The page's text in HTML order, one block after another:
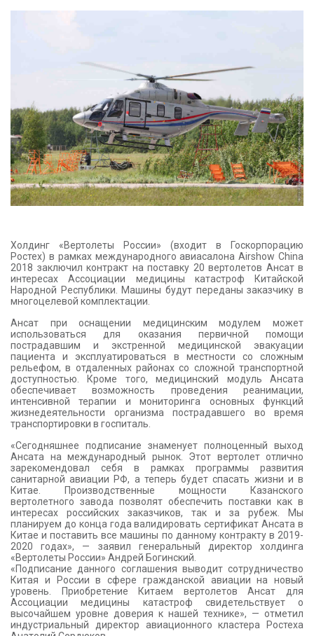
КОНТАКТЫ
Холдинг «Вертолеты России» (входит в Госкорпорацию
Ростех) в рамках международного авиасалона Airshow China
2018 заключил контракт на поставку 20 вертолетов Ансат в
интересах Ассоциации медицины катастроф Китайской
Народной Республики. Машины будут переданы заказчику в
многоцелевой комплектации.
Ансат при оснащении медицинским модулем может
использоваться для оказания первичной помощи
пострадавшим и экстренной медицинской эвакуации
пациента и эксплуатироваться в местности со сложным
рельефом, в отдаленных районах со сложной транспортной
доступностью. Кроме того, медицинский модуль Ансата
обеспечивает возможность проведения реанимации,
интенсивной терапии и мониторинга основных функций
жизнедеятельности организма пострадавшего во время
транспортировки в госпиталь.
«Сегодняшнее подписание знаменует полноценный выход
Ансата на международный рынок. Этот вертолет отлично
зарекомендовал себя в рамках программы развития
санитарной авиации РФ, а теперь будет спасать жизни и в
Китае. Производственные мощности Казанского
вертолетного завода позволят обеспечить поставки как в
интересах российских заказчиков, так и за рубеж. Мы
планируем до конца года валидировать сертификат Ансата в
Китае и поставить все машины по данному контракту в 2019-
2020 годах», — заявил генеральный директор холдинга
«Вертолеты России» Андрей Богинский.
«Подписание данного соглашения выводит сотрудничество
Китая и России в сфере гражданской авиации на новый
уровень. Приобретение Китаем вертолетов Ансат для
Ассоциации медицины катастроф свидетельствует о
высочайшем уровне доверия к нашей технике», — отметил
индустриальный директор авиационного кластера Ростеха